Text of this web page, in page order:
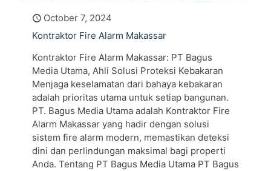
October 7, 2024
Kontraktor Fire Alarm Makassar
Kontraktor Fire Alarm Makassar: PT Bagus
Media Utama, Ahli Solusi Proteksi Kebakaran
Menjaga keselamatan dari bahaya kebakaran
adalah prioritas utama untuk setiap bangunan.
PT. Bagus Media Utama adalah Kontraktor Fire
Alarm Makassar yang hadir dengan solusi
sistem fire alarm modern, memastikan deteksi
dini dan perlindungan maksimal bagi properti
Anda. Tentang PT Bagus Media Utama PT Bagus